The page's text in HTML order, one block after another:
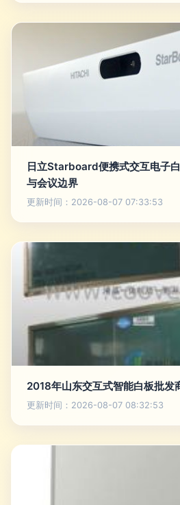
日立Starboard便携式交互电子
与会议边界
更新时间：2026-08-07 07:33:53
2018年山东交互式智能白板批发
更新时间：2026-08-07 08:32:53